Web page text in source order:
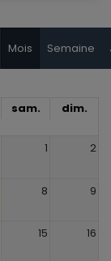
Mois Semaine
sam. dim.
1 2
8 9
15 16